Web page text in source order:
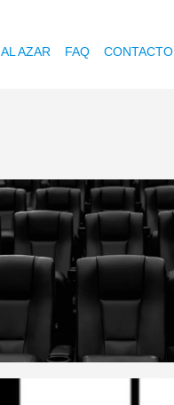
AL AZAR FAQ CONTACTO